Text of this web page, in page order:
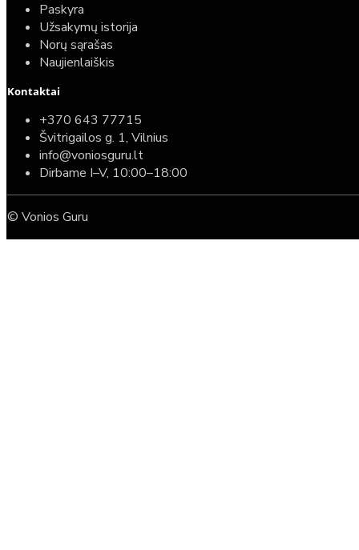
Paskyra
Užsakymų istorija
Norų sąrašas
Naujienlaiškis
Kontaktai
+370 643 77715
Švitrigailos g. 1, Vilnius
info@voniosguru.lt
Dirbame I–V, 10:00–18:00
© Vonios Guru